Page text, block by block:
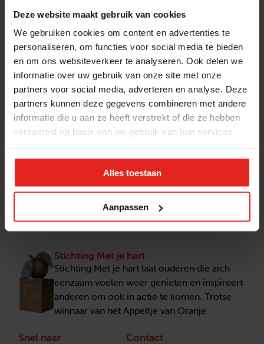
Deze website maakt gebruik van cookies
We gebruiken cookies om content en advertenties te
personaliseren, om functies voor social media te bieden
en om ons websiteverkeer te analyseren. Ook delen we
informatie over uw gebruik van onze site met onze
partners voor social media, adverteren en analyse. Deze
partners kunnen deze gegevens combineren met andere
informatie die u aan ze heeft verstrekt of die ze hebben
verzameld op basis van uw gebruik van hun services.
Alles toestaan
Aanpassen
kinderen en kleinkinderen op sta en gaf het
hem. Wat een lief gebaar! Op die manier zijn
wij op negenduizend kilometer afstand toch
een beetje bij mijn vader. Zoiets kan je
bedenken, maat je moet het ook nog doen!”
Vrijwilligers
Ouderen
Doorverwijzers
Supporters
Stichting Met je hart
Stichting Met je hart laat ouderen die zich
eenzaam voelen weer genieten en inspireert
anderen om ook in actie te komen. Trotse
winnaar van het Appeltje van Oranje.
Snel naar Contact